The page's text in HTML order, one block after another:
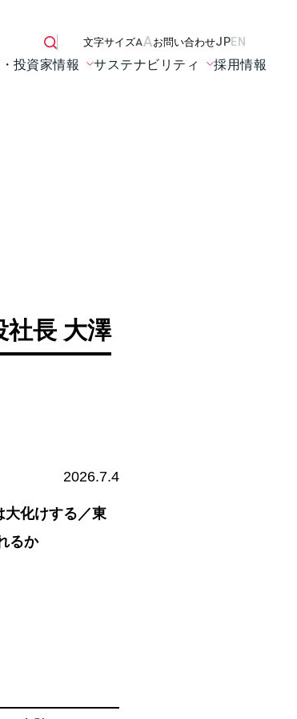
文字サイズAAお問い合わせJPEN
投資家情報 サステナビリティ 採用情報
社長 大澤
2026.7.4
大化けする／東
るか